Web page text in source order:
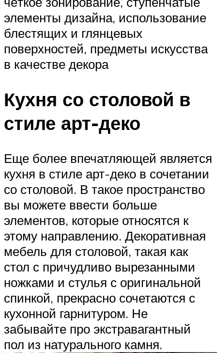
элементы дизайна, использование
блестящих и глянцевых
поверхностей, предметы искусства
в качестве декора
Кухня со столовой в
стиле арт-деко
Еще более впечатляющей является
кухня в стиле арт-деко в сочетании
со столовой. В такое пространство
вы можете ввести больше
элементов, которые относятся к
этому направлению. Декоративная
мебель для столовой, такая как
стол с причудливо вырезанными
ножками и стулья с оригинальной
спинкой, прекрасно сочетаются с
кухонной гарнитуром. Не
забывайте про экстравагантный
пол из натурального камня.